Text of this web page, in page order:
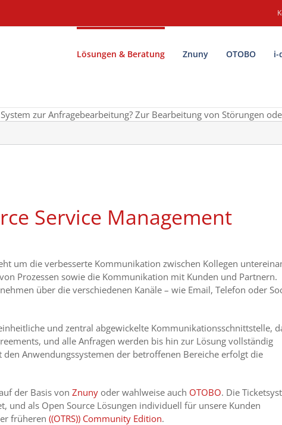
Lösungen & Beratung Znuny OTOBO i-
zur Anfragebearbeitung? Zur Bearbeitung von Störungen
Service Management
um die verbesserte Kommunikation zwischen Kollegen
Prozessen sowie die Kommunikation mit Kunden und Partnern.
über die verschiedenen Kanäle – wie Email, Telefon oder
und zentral abgewickelte Kommunikationsschnittstelle,
und alle Anfragen werden bis hin zur Lösung vollständig
Anwendungssystemen der betroffenen Bereiche erfolgt die
der Basis von Znunyoder wahlweise auch OTOBO. Die
und als Open Source Lösungen individuell für unsere Kunden
früheren ((OTRS)) Community Edition.